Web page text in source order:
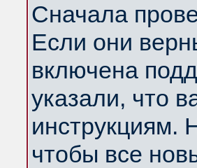
Сначала
Если они
включена
указали, что
инструкциям.
чтобы все